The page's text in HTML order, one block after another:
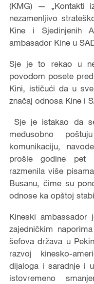
(KMG) — „Kontakti
nezamenljivo
Kine i Sjedinjenih
ambasador Kine u
Sje je to rekao u
povodom posete
Kini, ističući da u
značaj odnosa Kine i
Sje je istakao da
međusobno
komunikaciju,
prošle godine pet
razmenila više
Busanu, čime su
odnose ka opštoj
Kineski
zajedničkim
šefova država u
razvoj kinesko-
dijaloga i saradnje i
istovremeno